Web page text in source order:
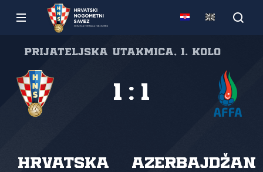
Prijateljska utakmica, 1. kolo
Hrvatska Azerbajdžan
1 : 1